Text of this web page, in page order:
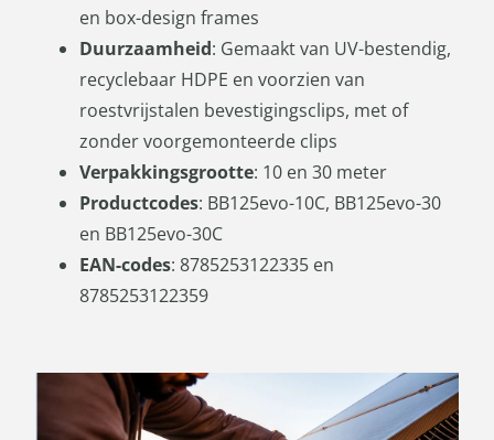
en box-design frames
Duurzaamheid: Gemaakt van UV-bestendig,
recyclebaar HDPE en voorzien van
roestvrijstalen bevestigingsclips, met of
zonder voorgemonteerde clips
Verpakkingsgrootte: 10 en 30 meter
Productcodes: BB125evo-10C, BB125evo-30
en BB125evo-30C
EAN-codes: 8785253122335 en
8785253122359